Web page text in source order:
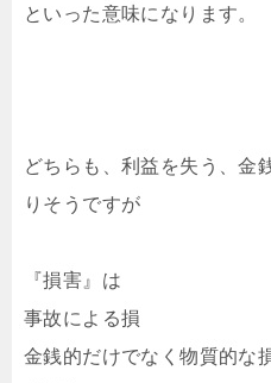
といった意味になります。
どちらも、利益を失う、金
りそうですが
『損害』は
事故による損
金銭的だけでなく物質的な